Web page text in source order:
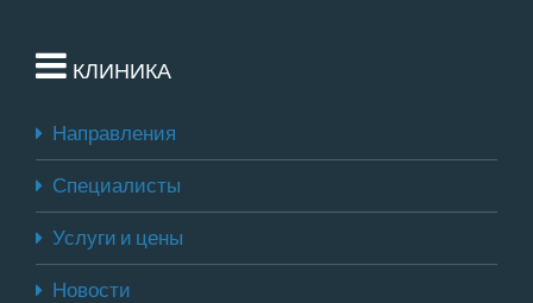
КЛИНИКА
Направления
Специалисты
Услуги и цены
Новости